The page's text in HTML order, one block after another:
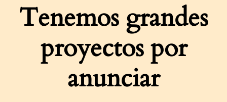
Tenemos grandes
proyectos por
anunciar